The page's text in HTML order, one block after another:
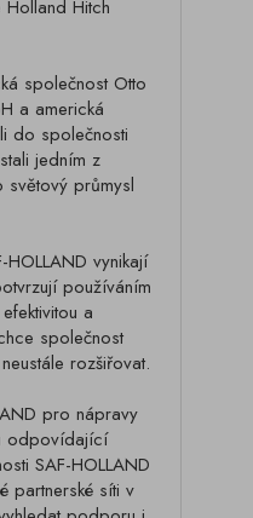
Hitch
společnost Otto
a americká
do společnosti
jedním z
průmysl
vynikají
používáním
a
společnost
rozšiřovat.
pro nápravy
odpovídající
SAF-HOLLAND
partnerské síti v